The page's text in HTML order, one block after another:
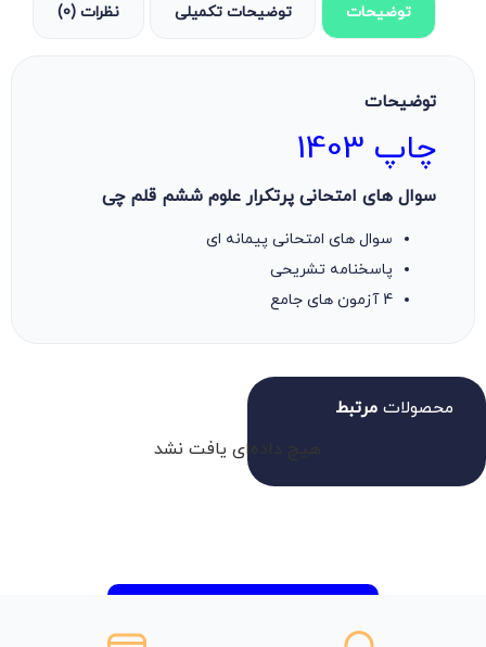
توضیحات توضیحات تکمیلی نظرات (0)
توضیحات
چاپ 1403
سوال های امتحانی پرتکرار علوم ششم قلم چی
سوال های امتحانی پیمانه ای
پاسخنامه تشریحی
4 آزمون های جامع
محصولات مرتبط
هیچ داده‌ای یافت نشد